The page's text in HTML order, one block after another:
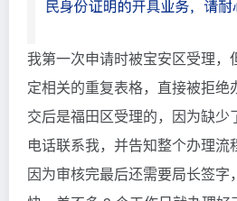
我第一次申请时被宝安区受理，
定相关的重复表格，直接被拒绝
交后是福田区受理的，因为缺少
电话联系我，并告知整个办理流
因为审核完最后还需要局长签字